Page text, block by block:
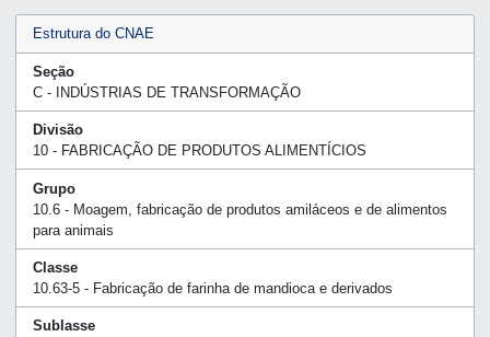
Estrutura do CNAE
Seção
C - INDÚSTRIAS DE TRANSFORMAÇÃO
Divisão
10 - FABRICAÇÃO DE PRODUTOS ALIMENTÍCIOS
Grupo
10.6 - Moagem, fabricação de produtos amiláceos e de alimentos
para animais
Classe
10.63-5 - Fabricação de farinha de mandioca e derivados
Sublasse